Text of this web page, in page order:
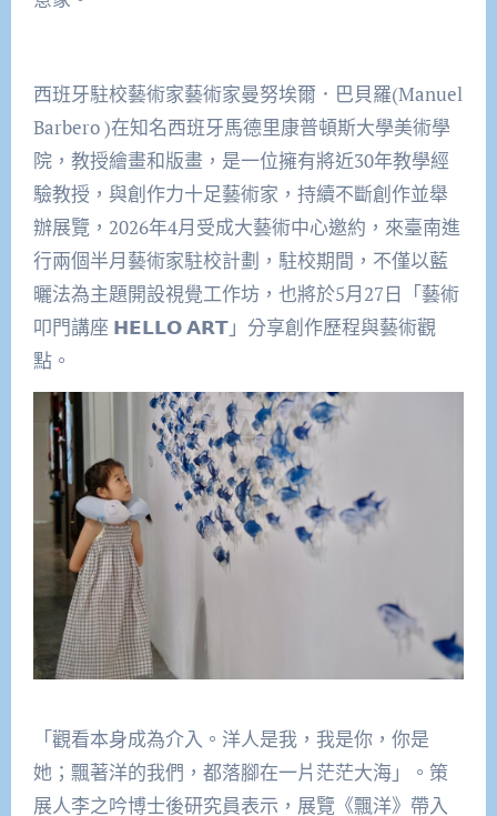
西班牙駐校藝術家藝術家曼努埃爾．巴貝羅(Manuel
Barbero )在知名西班牙馬德里康普頓斯大學美術學
院，教授繪畫和版畫，是一位擁有將近30年教學經
驗教授，與創作力十足藝術家，持續不斷創作並舉
辦展覽，2026年4月受成大藝術中心邀約，來臺南進
行兩個半月藝術家駐校計劃，駐校期間，不僅以藍
曬法為主題開設視覺工作坊，也將於5月27日「藝術
叩門講座 𝗛𝗘𝗟𝗟𝗢 𝗔𝗥𝗧」分享創作歷程與藝術觀
點。
「觀看本身成為介入。洋人是我，我是你，你是
她；飄著洋的我們，都落腳在一片茫茫大海」。策
展人李之吟博士後研究員表示，展覽《飄洋》帶入